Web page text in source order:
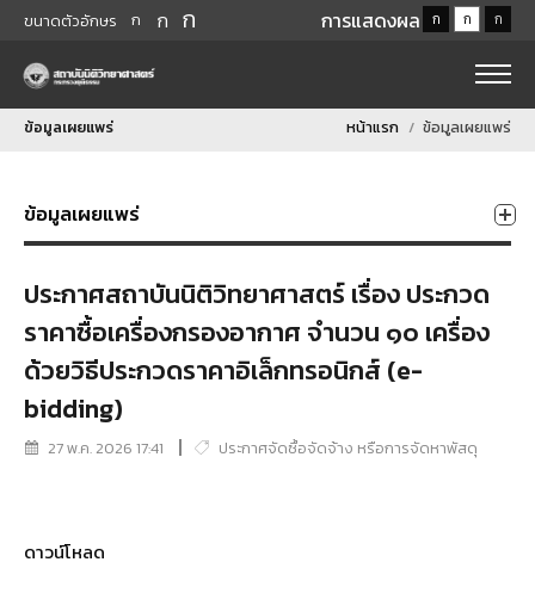
ขนาดตัวอักษร ก ก ก การแสดงผล ก ก ก
ข้อมูลเผยแพร่ หน้าแรก ข้อมูลเผยแพร่
ข้อมูลเผยแพร่
ประกาศสถาบันนิติวิทยาศาสตร์ เรื่อง ประกวด
ราคาซื้อเครื่องกรองอากาศ จำนวน ๑๐ เครื่อง
ด้วยวิธีประกวดราคาอิเล็กทรอนิกส์ (e-
bidding)
27 พ.ค. 2026 17:41 ประกาศจัดซื้อจัดจ้าง หรือการจัดหาพัสดุ
ดาวน์โหลด